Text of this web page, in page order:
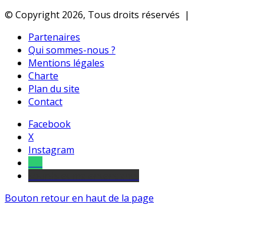
© Copyright 2026, Tous droits réservés |
Partenaires
Qui sommes-nous ?
Mentions légales
Charte
Plan du site
Contact
Facebook
X
Instagram
Bouton retour en haut de la page